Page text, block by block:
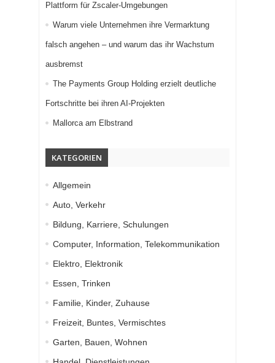
Plattform für Zscaler-Umgebungen
Warum viele Unternehmen ihre Vermarktung
falsch angehen – und warum das ihr Wachstum
ausbremst
The Payments Group Holding erzielt deutliche
Fortschritte bei ihren AI-Projekten
Mallorca am Elbstrand
KATEGORIEN
Allgemein
Auto, Verkehr
Bildung, Karriere, Schulungen
Computer, Information, Telekommunikation
Elektro, Elektronik
Essen, Trinken
Familie, Kinder, Zuhause
Freizeit, Buntes, Vermischtes
Garten, Bauen, Wohnen